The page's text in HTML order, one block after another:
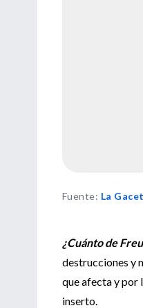
Fuente: La
¿Cuánto de
destrucciones y
que afecta y por
inserto.